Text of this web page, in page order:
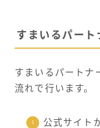
すまいるパート
すまいるパートナ
流れで行います。
公式サイト